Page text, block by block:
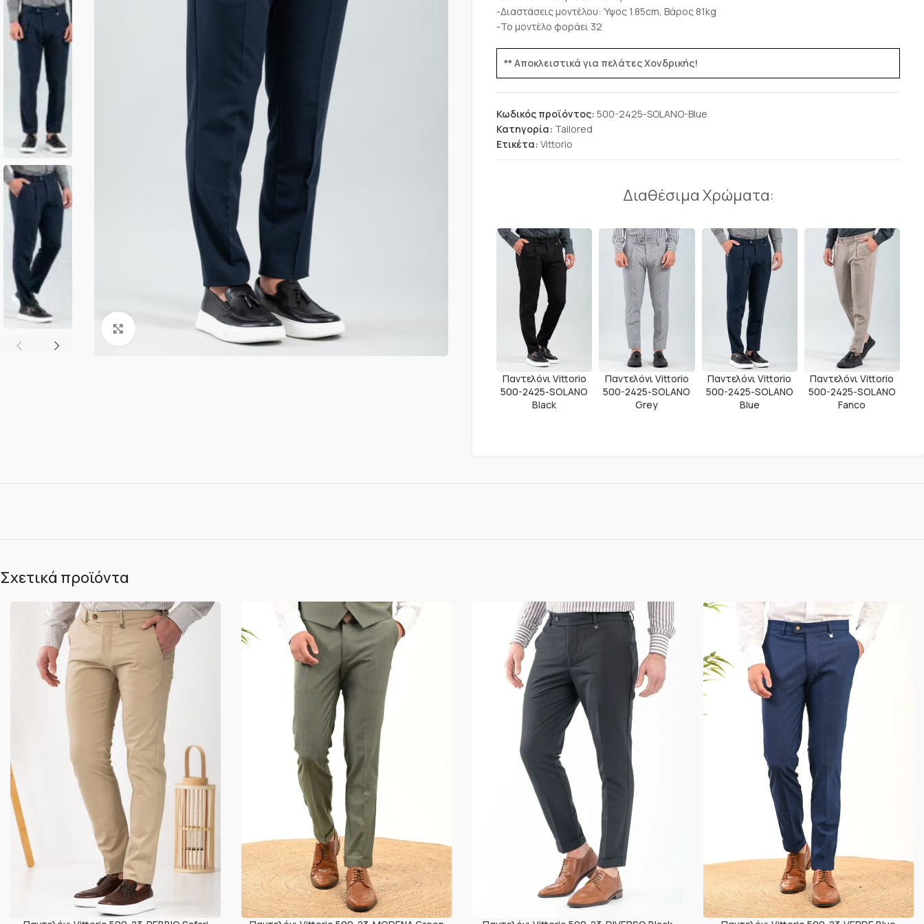
Κλικ για μεγέθυνση
-Διαστάσεις μοντέλου: Ύψος 1.85cm, Βάρος 81kg
-Το μοντέλο φοράει 32
** Αποκλειστικά για πελάτες Χονδρικής!
Κωδικός προϊόντος: 500-2425-SOLANO-Blue
Κατηγορία: Tailored
Ετικέτα: Vittorio
Διαθέσιμα Χρώματα:
Παντελόνι Vittorio
500-2425-SOLANO
Black
Παντελόνι Vittorio
500-2425-SOLANO
Grey
Παντελόνι Vittorio
500-2425-SOLANO
Blue
Παντελόνι Vittorio
500-2425-SOLANO
Fanco
Σχετικά προϊόντα